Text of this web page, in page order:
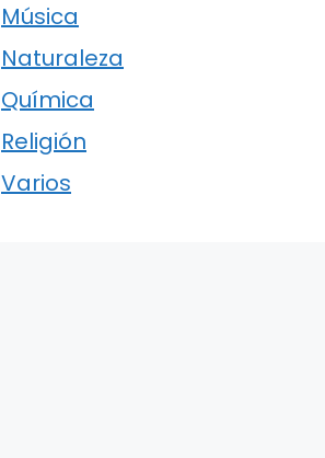
Música
Naturaleza
Química
Religión
Varios